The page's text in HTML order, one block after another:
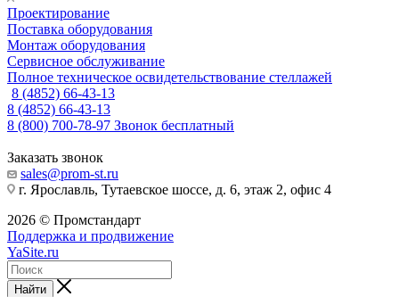
Проектирование
Поставка оборудования
Монтаж оборудования
Сервисное обслуживание
Полное техническое освидетельствование стеллажей
8 (4852) 66-43-13
8 (4852) 66-43-13
8 (800) 700-78-97 Звонок бесплатный
Заказать звонок
sales@prom-st.ru
г. Ярославль, Тутаевское шоссе, д. 6, этаж 2, офис 4
2026 © Промстандарт
Поддержка и продвижение
YaSite.ru
Найти